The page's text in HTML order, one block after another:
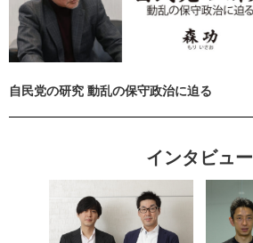
自民党の研究 動乱の保守政治に迫る
インタビュー